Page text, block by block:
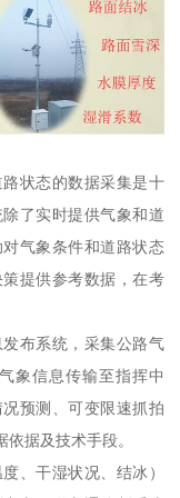
状态的数据采集是十
了实时提供气象和道
气象条件和道路状态
提供参考数据，在考
布系统，采集公路气
象信息传输至指挥中
预测、可变限速抓拍
据及技术手段。
、干湿状况、结冰）